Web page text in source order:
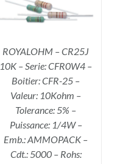
ROYALOHM – CR25J
10K – Serie: CFR0W4 –
Boitier: CFR-25 –
Valeur: 10Kohm –
Tolerance: 5% –
Puissance: 1/4W –
Emb.: AMMOPACK –
Cdt.: 5000 – Rohs: